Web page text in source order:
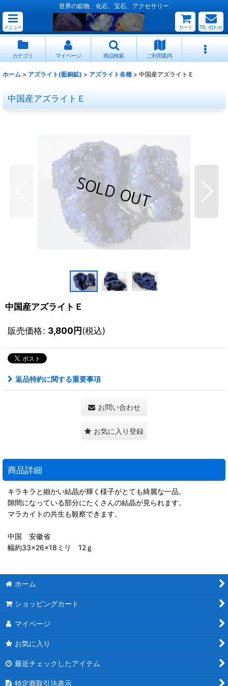
世界の鉱物、化石、宝石、アクセサリー
メニュー カート 問い合わせ
カテゴリ マイページ 商品検索 ご利用案内
ホーム > アズライト(藍銅鉱) > アズライト各種 > 中国産アズライトＥ
中国産アズライトＥ
中国産アズライトＥ
販売価格: 3,800円(税込)
返品特約に関する重要事項
お問い合わせ
お気に入り登録
商品詳細
キラキラと細かい結晶が輝く様子がとても綺麗な一品。
隙間になっている部分にたくさんの結晶が見られます。
マラカイトの共生も観察できます。
中国 安徽省
幅約33×26×18ミリ 12ｇ
ホーム
ショッピングカート
マイページ
お気に入り
最近チェックしたアイテム
特定商取引法表示